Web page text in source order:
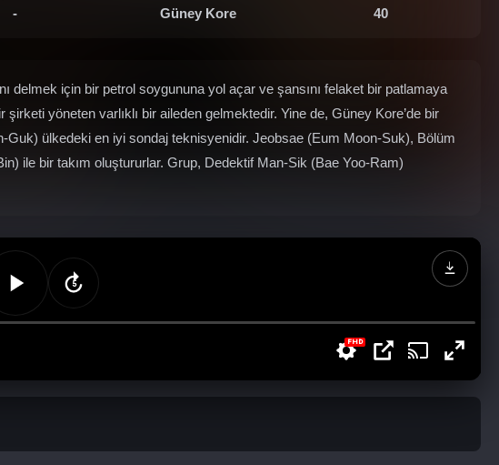
- Güney Kore 40
delmek için bir petrol soygununa yol açar ve şansını felaket bir patlamaya
yöneten varlıklı bir aileden gelmektedir. Yine de, Güney Kore’de bir
ülkedeki en iyi sondaj teknisyenidir. Jeobsae (Eum Moon-Suk), Bölüm
ile bir takım oluştururlar. Grup, Dedektif Man-Sik (Bae Yoo-Ram)